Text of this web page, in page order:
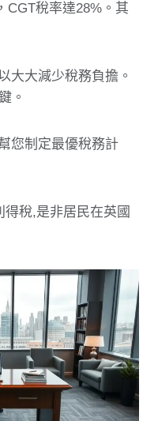
CGT稅率達28%。其
大大減少稅務負擔。
。
您制定最優稅務計
得稅,是非居民在英國